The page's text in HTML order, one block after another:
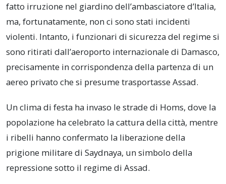
fatto irruzione nel giardino dell’ambasciatore d’Italia,
ma, fortunatamente, non ci sono stati incidenti
violenti. Intanto, i funzionari di sicurezza del regime si
sono ritirati dall’aeroporto internazionale di Damasco,
precisamente in corrispondenza della partenza di un
aereo privato che si presume trasportasse Assad.
Un clima di festa ha invaso le strade di Homs, dove la
popolazione ha celebrato la cattura della città, mentre
i ribelli hanno confermato la liberazione della
prigione militare di Saydnaya, un simbolo della
repressione sotto il regime di Assad.